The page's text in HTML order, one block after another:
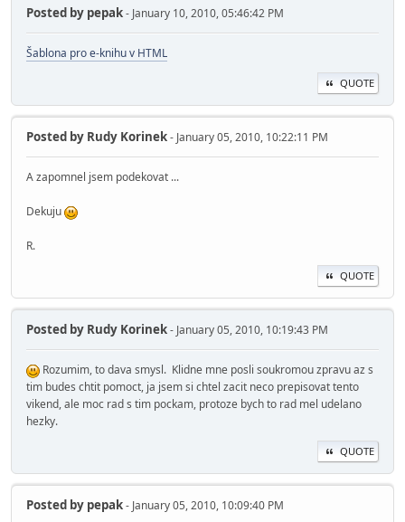
Posted by pepak- January 10, 2010, 05:46:42 PM
Šablona pro e-knihu v HTML
QUOTE
Posted by Rudy Korinek- January 05, 2010, 10:22:11 PM
A zapomnel jsem podekovat ...
Dekuju
R.
QUOTE
Posted by Rudy Korinek- January 05, 2010, 10:19:43 PM
Rozumim, to dava smysl. Klidne mne posli soukromou zpravu az s
tim budes chtit pomoct, ja jsem si chtel zacit neco prepisovat tento
vikend, ale moc rad s tim pockam, protoze bych to rad mel udelano
hezky.
QUOTE
Posted by pepak- January 05, 2010, 10:09:40 PM